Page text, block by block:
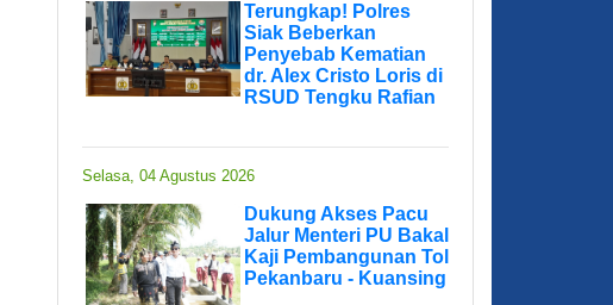
Terungkap! Polres
Siak Beberkan
Penyebab Kematian
dr. Alex Cristo Loris di
RSUD Tengku Rafian
Selasa, 04 Agustus 2026
Dukung Akses Pacu
Jalur Menteri PU Bakal
Kaji Pembangunan Tol
Pekanbaru - Kuansing